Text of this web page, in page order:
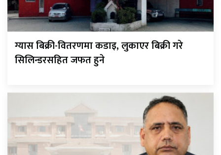
ग्यास बिक्री-वितरणमा कडाइ, लुकाएर बिक्री गरे
सिलिन्डरसहित जफत हुने